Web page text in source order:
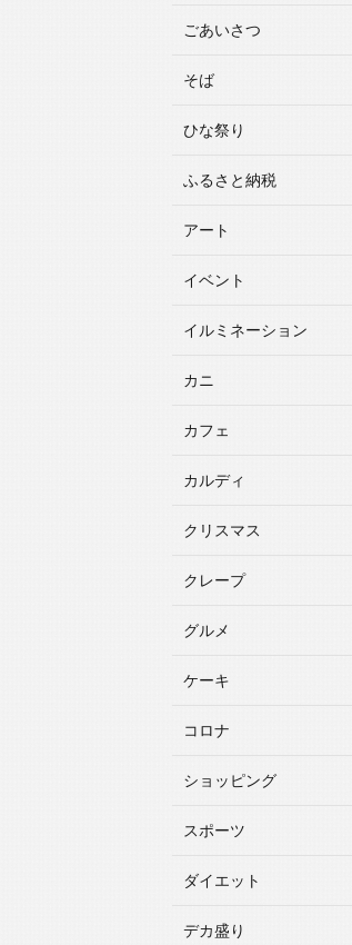
ごあいさつ
そば
ひな祭り
ふるさと納税
アート
イベント
イルミネーション
カニ
カフェ
カルディ
クリスマス
クレープ
グルメ
ケーキ
コロナ
ショッピング
スポーツ
ダイエット
デカ盛り